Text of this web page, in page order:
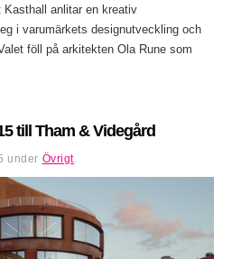
Kasthall anlitar en kreativ
i varumärkets designutveckling och
föll på arkitekten Ola Rune som
till Tham & Videgård
under Övrigt